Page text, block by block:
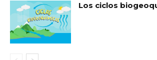
Los ciclos